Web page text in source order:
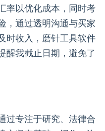
率以优化成本，同时考
，通过透明沟通与买家
时收入，磨针工具软件
醒我截止日期，避免了
过专注于研究、法律合